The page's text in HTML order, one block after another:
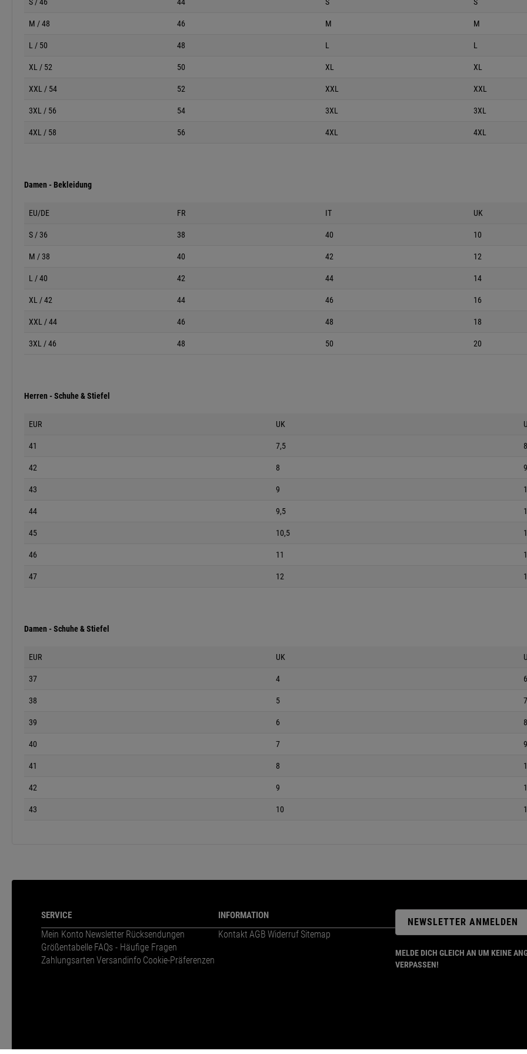
M / 48 46 M M
L / 50 48 L L
XL / 52 50 XL XL
XXL / 54 52 XXL XXL
3XL / 56 54 3XL 3XL
4XL / 58 56 4XL 4XL
Damen - Bekleidung
EU/DE FR IT UK
S / 36 38 40 10
M / 38 40 42 12
L / 40 42 44 14
XL / 42 44 46 16
XXL / 44 46 48 18
3XL / 46 48 50 20
Herren - Schuhe & Stiefel
EUR UK
41 7,5
42 8 9
43 9
44 9,5
45 10,5
46 11
47 12
Damen - Schuhe & Stiefel
EUR UK
37 4 6
38 5 7
39 6 8
40 7 9
41 8
42 9
43 10
SERVICE
Mein Konto Newsletter Rücksendungen
Größentabelle FAQs - Häufige Fragen
Zahlungsarten Versandinfo Cookie-Präferenzen
INFORMATION
Kontakt AGB Widerruf Sitemap
NEWSLETTER ANMELDEN
MELDE DICH GLEICH AN UM KEINE
VERPASSEN!